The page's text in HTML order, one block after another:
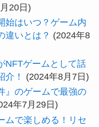
20日)
始はいつ？ゲーム内
違いとは？ (2024年8
NFTゲームとして話
介！
(2024年8月7日)
』のゲームで最強の
年7月29日)
ムで楽しめる！リセ